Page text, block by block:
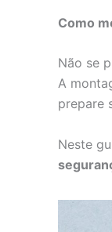
Como
Não se
A
prepare
Neste